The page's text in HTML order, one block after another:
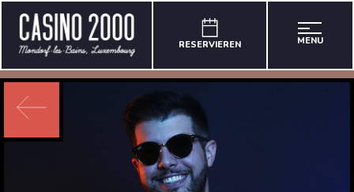
RESERVIEREN MENU